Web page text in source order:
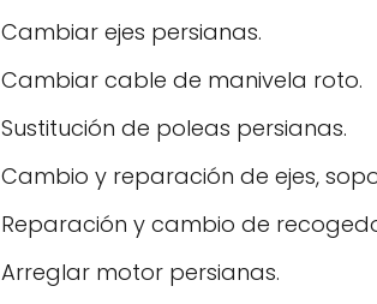
Cambiar ejes persianas.
Cambiar cable de manivela roto.
Sustitución de poleas persianas.
Cambio y reparación de ejes,
Reparación y cambio de
Arreglar motor persianas.